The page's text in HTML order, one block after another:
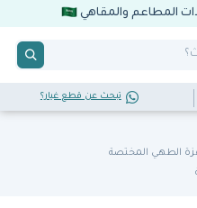
المطاعم والمقاهي
تبحث عن قطع غيار؟
الطهي المختصة